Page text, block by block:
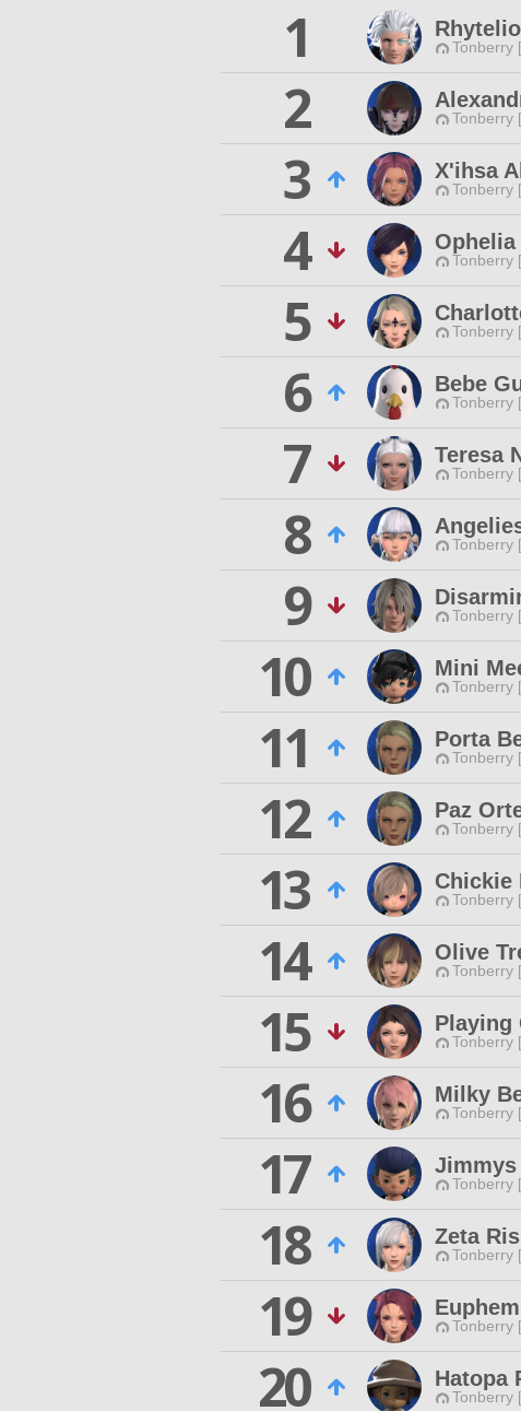
1 Tonberry
2
Tonberry
3
X'ihsa
Tonberry
4
Tonberry
5
Tonberry
6
Bebe
Tonberry
7
Teresa
Tonberry
8
Tonberry
9
Tonberry
10
Mini
Tonberry
11
Porta
Tonberry
12
Paz
Tonberry
13
Chickie
Tonberry
14
Olive
Tonberry
15
Playing
Tonberry
16
Milky
Tonberry
17
Jimmys
Tonberry
18
Zeta
Tonberry
19
Tonberry
20
Hatopa
Tonberry